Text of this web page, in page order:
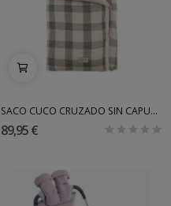
SACO CUCO CRUZADO SIN CAPUCHA INVIERNO NORA...
89,95 €